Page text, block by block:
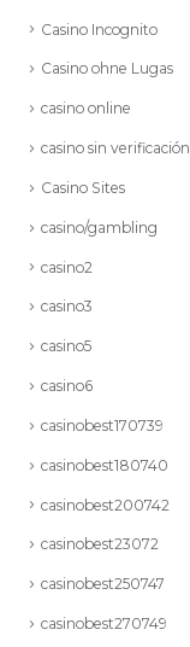
Casino Incognito
Casino ohne Lugas
casino online
casino sin verificación
Casino Sites
casino/gambling
casino2
casino3
casino5
casino6
casinobest170739
casinobest180740
casinobest200742
casinobest23072
casinobest250747
casinobest270749